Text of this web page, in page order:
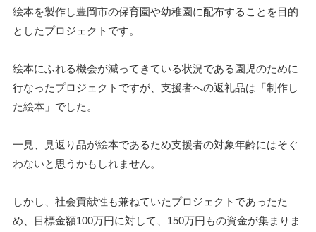
絵本を製作し豊岡市の保育園や幼稚園に配布することを目的
としたプロジェクトです。
絵本にふれる機会が減ってきている状況である園児のために
行なったプロジェクトですが、支援者への返礼品は「制作し
た絵本」でした。
一見、見返り品が絵本であるため支援者の対象年齢にはそぐ
わないと思うかもしれません。
しかし、社会貢献性も兼ねていたプロジェクトであったた
め、目標金額100万円に対して、150万円もの資金が集まりま